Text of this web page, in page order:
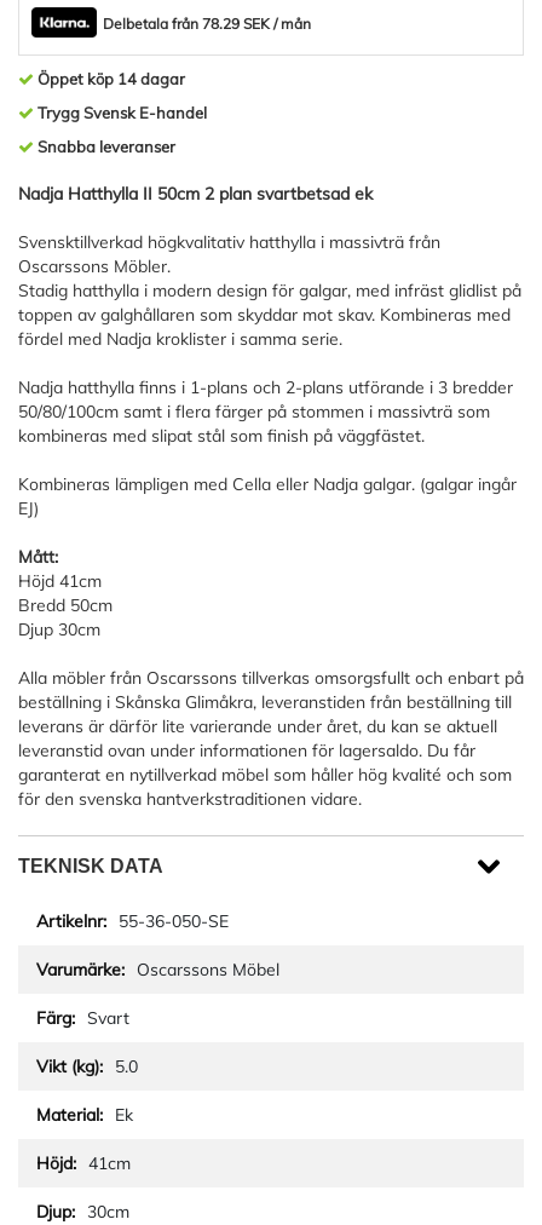
Delbetala från 78.29 SEK / mån
Öppet köp 14 dagar
Trygg Svensk E-handel
Snabba leveranser
Nadja Hatthylla II 50cm 2 plan svartbetsad ek
Svensktillverkad högkvalitativ hatthylla i massivträ från
Oscarssons Möbler.
Stadig hatthylla i modern design för galgar, med infräst glidlist på
toppen av galghållaren som skyddar mot skav. Kombineras med
fördel med Nadja kroklister i samma serie.
Nadja hatthylla finns i 1-plans och 2-plans utförande i 3 bredder
50/80/100cm samt i flera färger på stommen i massivträ som
kombineras med slipat stål som finish på väggfästet.
Kombineras lämpligen med Cella eller Nadja galgar. (galgar ingår
EJ)
Mått:
Höjd 41cm
Bredd 50cm
Djup 30cm
Alla möbler från Oscarssons tillverkas omsorgsfullt och enbart på
beställning i Skånska Glimåkra, leveranstiden från beställning till
leverans är därför lite varierande under året, du kan se aktuell
leveranstid ovan under informationen för lagersaldo. Du får
garanterat en nytillverkad möbel som håller hög kvalité och som
för den svenska hantverkstraditionen vidare.
TEKNISK DATA
55-36-050-SE
Oscarssons Möbel
Svart
5.0
Ek
41cm
30cm